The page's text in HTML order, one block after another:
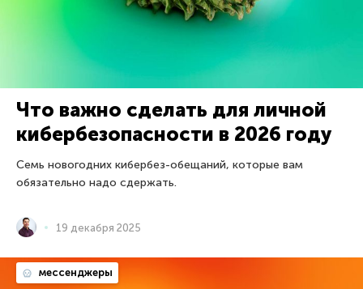
Что важно сделать для личной
кибербезопасности в 2026 году
Семь новогодних кибербез-обещаний, которые вам
обязательно надо сдержать.
19 декабря 2025
мессенджеры